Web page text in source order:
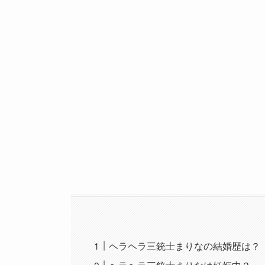
ヘラヘラ三銃士まりなの結婚歴は？